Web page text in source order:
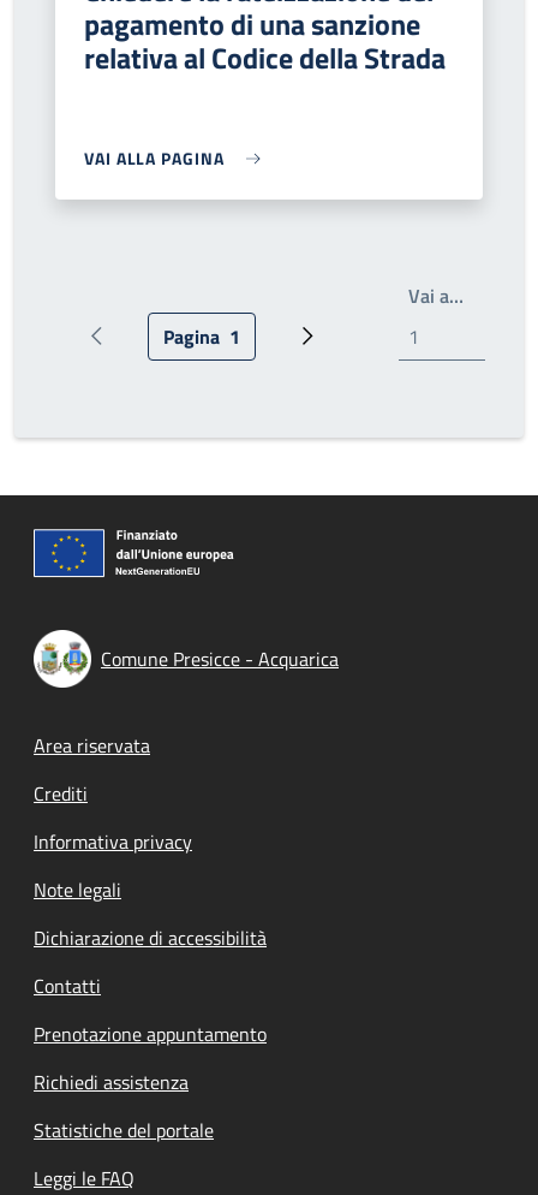
pagamento di una sanzione
relativa al Codice della Strada
VAI ALLA PAGINA
Pagina precedentePagina attuale
Pagina 1 Prossima pagina
Vai a…
Comune Presicce - Acquarica
Footer menu
Area riservata
Crediti
Informativa privacy
Note legali
Dichiarazione di accessibilità
Contatti
Prenotazione appuntamento
Richiedi assistenza
Statistiche del portale
Leggi le FAQ